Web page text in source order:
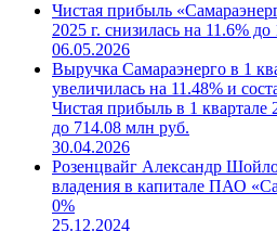
Чистая прибыль
2025 г. снизилась на 11.6%
06.05.2026
Выручка Самараэнерго в 1
увеличилась на 11.48% и
Чистая прибыль в 1 квартале
до 714.08 млн руб.
30.04.2026
Розенцвайг Александр
владения в капитале ПАО
0%
25.12.2024